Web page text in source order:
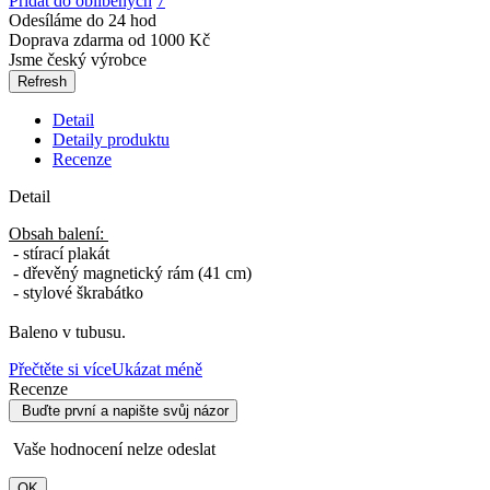
Odesíláme do 24 hod
Doprava zdarma od 1000 Kč
Jsme český výrobce
Detail
Detaily produktu
Recenze
Detail
Obsah balení:
- stírací plakát
- dřevěný magnetický rám (41 cm)
- stylové škrabátko
Baleno v tubusu.
Přečtěte si víceUkázat méně
Recenze
Buďte první a napište svůj názor
Vaše hodnocení nelze odeslat